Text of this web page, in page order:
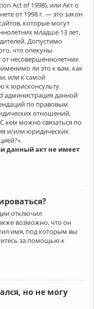
Act of 1998), или Акт о
от 1998 г. — это закон
которые могут
младше 13 лет,
Допустимо
что опекуны
несовершеннолетних
ли это к вам, как
или к самой
к юрисконсульту.
администрация данной
по правовым
отношений,
кем можно связаться по
и/или юридических
данный акт не имеет
отключил
возможно, что он
имя, под которым вы
за помощью к
но не могу